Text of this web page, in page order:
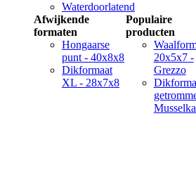
Waterdoorlatend
Afwijkende
formaten
Hongaarse
punt - 40x8x8
Dikformaat
XL - 28x7x8
Populaire
producten
20x5x7 -
Grezzo